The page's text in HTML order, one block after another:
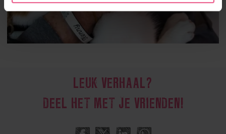
LEUK VERHAAL?
DEEL HET MET JE VRIENDEN!